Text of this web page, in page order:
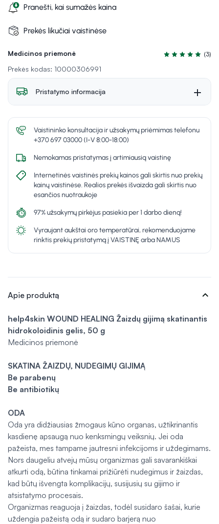
Medicinos priemonė
Įvertinimas 5.0
(3)
Prekės kodas: 10000306991
Pranešti, kai sumažės kaina
Prekės likučiai vaistinėse
Pristatymo informacija
Vaistininko konsultacija ir užsakymų priėmimas telefonu
+370 697 03000 (I-V 8:00-18:00)
Nemokamas pristatymas į artimiausią vaistinę
Internetinės vaistinės prekių kainos gali skirtis nuo prekių
kainų vaistinėse. Realios prekės išvaizda gali skirtis nuo
esančios nuotraukoje
97% užsakymų pirkėjus pasiekia per 1 darbo dieną!
Vyraujant aukštai oro temperatūrai, rekomenduojame
rinktis prekių pristatymą į VAISTINĘ arba NAMUS
Apie produktą expand_more
help4skin WOUND HEALING Žaizdų gijimą skatinantis
hidrokoloidinis gelis, 50 g
Medicinos priemonė
SKATINA ŽAIZDŲ, NUDEGIMŲ GIJIMĄ
Be parabenų
Be antibiotikų
ODA
Oda yra didžiausias žmogaus kūno organas, užtikrinantis
kasdienę apsaugą nuo kenksmingų veiksnių. Jei oda
pažeista, mes tampame jautresni infekcijoms ir uždegimams.
Nors daugeliu atvejų mūsų organizmas gali savarankiškai
atkurti odą, būtina tinkamai prižiūrėti nudegimus ir žaizdas,
kad būtų išvengta komplikacijų, susijusių su gijimo ir
atsistatymo procesais.
Organizmas reaguoja į žaizdas, todėl susidaro šašai, kurie
uždengia pažeistą odą ir sudaro barjerą nuo